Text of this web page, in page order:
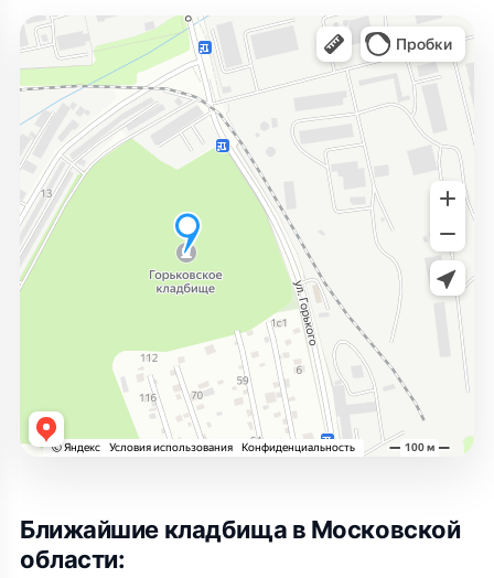
Ближайшие кладбища в Московской
области: